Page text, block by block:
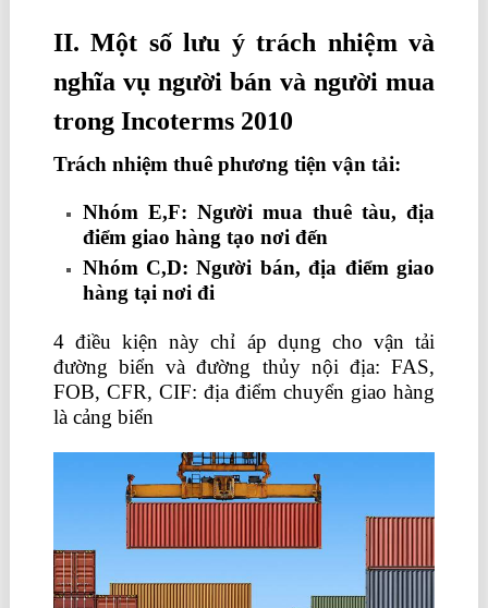
II. Một số lưu ý trách nhiệm và
nghĩa vụ người bán và người mua
trong Incoterms 2010
Trách nhiệm thuê phương tiện vận tải:
Nhóm E,F: Người mua thuê tàu, địa
điểm giao hàng tạo nơi đến
Nhóm C,D: Người bán, địa điểm giao
hàng tại nơi đi
4 điều kiện này chỉ áp dụng cho vận tải
đường biển và đường thủy nội địa: FAS,
FOB, CFR, CIF: địa điểm chuyển giao hàng
là cảng biển